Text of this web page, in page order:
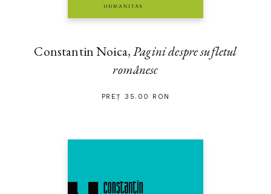
Constantin Noica,Pagini despre sufletul
românesc
PREȚ 35.00 RON